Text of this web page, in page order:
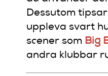
Dessutom
uppleva svart
scener som Big
andra klubbar